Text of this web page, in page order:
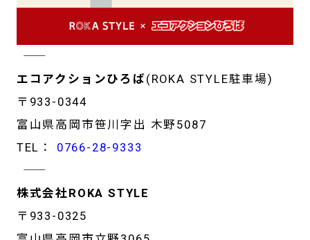
―――――――――――――――――
エコアクションひろば (ROKA STYLE駐車場)
〒933-0344
富山県高岡市笹川字出 木野5087
TEL：
0766-28-9333
―――――――――――――――――
株式会社ROKA STYLE
〒933-0325